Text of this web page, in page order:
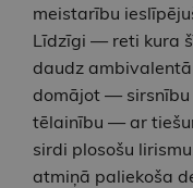
meistarību
Līdzīgi — reti kura
daudz
domājot — sirsnību
tēlainību — ar
sirdi plosošu
atmiņā paliekoša